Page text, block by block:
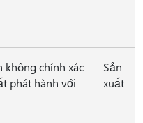
không chính xác
phát hành với
Sản
xuất